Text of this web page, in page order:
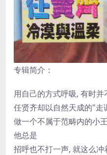
专辑简介：
用自己的方式呼吸, 有时
任贤齐却以自然天成的"走
做一个不属于范畴内的小
他总是
招呼也不打一声, 就这么冲